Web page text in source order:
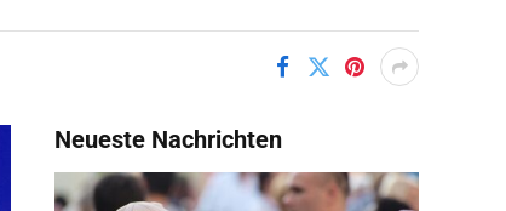
Neueste Nachrichten